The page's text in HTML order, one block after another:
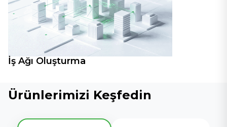
İş Ağı Oluşturma
Ürünlerimizi Keşfedin